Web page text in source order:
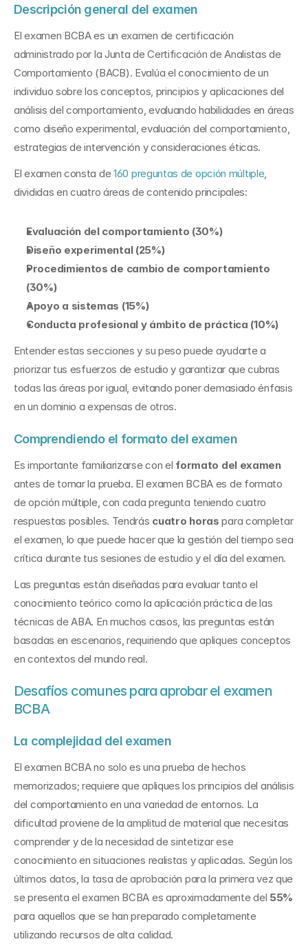
Descripción general del examen
El examen BCBA es un examen de certificación
administrado por la Junta de Certificación de Analistas de
Comportamiento (BACB). Evalúa el conocimiento de un
individuo sobre los conceptos, principios y aplicaciones del
análisis del comportamiento, evaluando habilidades en áreas
como diseño experimental, evaluación del comportamiento,
estrategias de intervención y consideraciones éticas.
El examen consta de 160 preguntas de opción múltiple,
divididas en cuatro áreas de contenido principales:
Evaluación del comportamiento (30%)
Diseño experimental (25%)
Procedimientos de cambio de comportamiento
(30%)
Apoyo a sistemas (15%)
Conducta profesional y ámbito de práctica (10%)
Entender estas secciones y su peso puede ayudarte a
priorizar tus esfuerzos de estudio y garantizar que cubras
todas las áreas por igual, evitando poner demasiado énfasis
en un dominio a expensas de otros.
Comprendiendo el formato del examen
Es importante familiarizarse con el formato del examen
antes de tomar la prueba. El examen BCBA es de formato
de opción múltiple, con cada pregunta teniendo cuatro
respuestas posibles. Tendrás cuatro horas para completar
el examen, lo que puede hacer que la gestión del tiempo sea
crítica durante tus sesiones de estudio y el día del examen.
Las preguntas están diseñadas para evaluar tanto el
conocimiento teórico como la aplicación práctica de las
técnicas de ABA. En muchos casos, las preguntas están
basadas en escenarios, requiriendo que apliques conceptos
en contextos del mundo real.
Desafíos comunes para aprobar el examen
BCBA
La complejidad del examen
El examen BCBA no solo es una prueba de hechos
memorizados; requiere que apliques los principios del análisis
del comportamiento en una variedad de entornos. La
dificultad proviene de la amplitud de material que necesitas
comprender y de la necesidad de sintetizar ese
conocimiento en situaciones realistas y aplicadas. Según los
últimos datos, la tasa de aprobación para la primera vez que
se presenta el examen BCBA es aproximadamente del 55%
para aquellos que se han preparado completamente
utilizando recursos de alta calidad.